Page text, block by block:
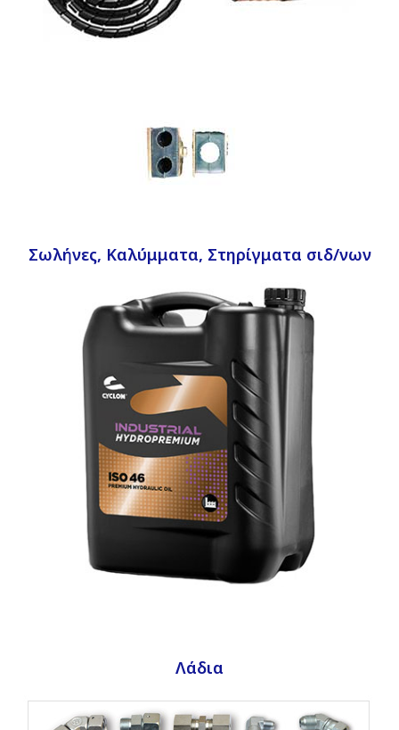
Σωλήνες, Καλύμματα, Στηρίγματα σιδ/νων
Λάδια